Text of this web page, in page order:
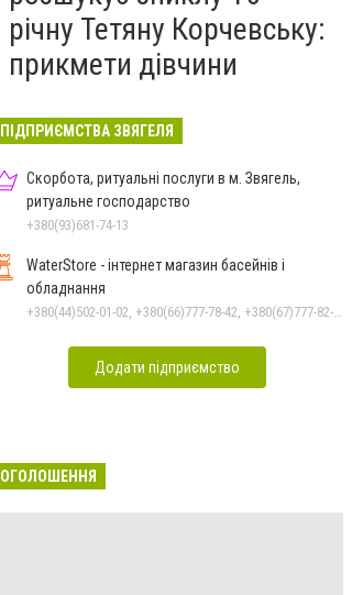
річну Тетяну Корчевську:
прикмети дівчини
ПІДПРИЄМСТВА ЗВЯГЕЛЯ
Скорбота, ритуальні послуги в м. Звягель,
ритуальне господарство
+380(93)681-74-13
WaterStore - інтернет магазин басейнів і
обладнання
+380(44)502-01-02, +380(66)777-78-42, +380(67)777-82-19, +380(67)890-80-80, +380(73)890-80-80, +380(44)502-01-03
Додати підприємство
ОГОЛОШЕННЯ